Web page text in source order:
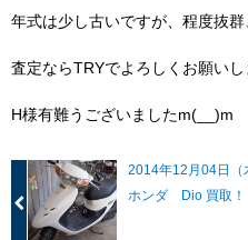
年式は少し古いですが、程度抜
査定ならTRYでよろしくお願いし
H様有難うございましたm(__)m
2014年12月04日（
ホンダ Dio 買取！